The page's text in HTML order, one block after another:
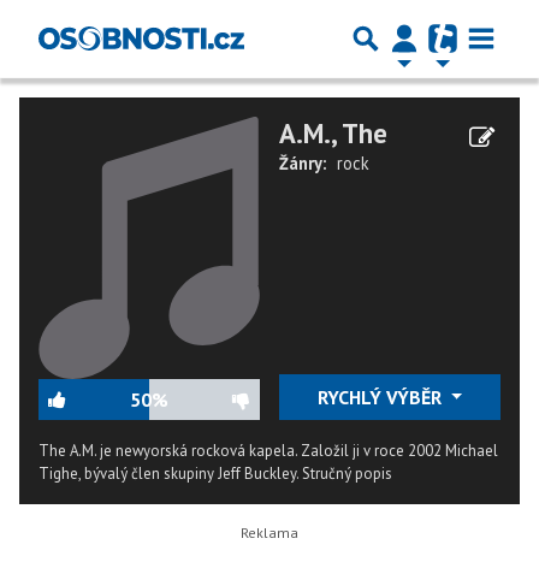
50%
A.M., The
Žánry: rock
RYCHLÝ VÝBĚR
The A.M. je newyorská rocková kapela. Založil ji v roce 2002 Michael
Tighe, bývalý člen skupiny Jeff Buckley.Stručný popis